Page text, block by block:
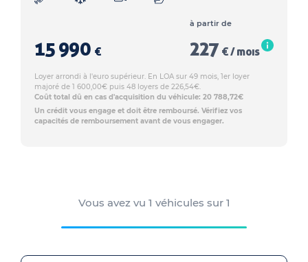
15 990 €
à partir de
227 € / mois
Loyer arrondi à l'euro supérieur. En LOA sur 49 mois, 1er loyer
majoré de 1 600,00€ puis 48 loyers de 226,54€.
Coût total dû en cas d'acquisition du véhicule: 20 788,72€
Un crédit vous engage et doit être remboursé. Vérifiez vos
capacités de remboursement avant de vous engager.
Vous avez vu 1 véhicules sur 1